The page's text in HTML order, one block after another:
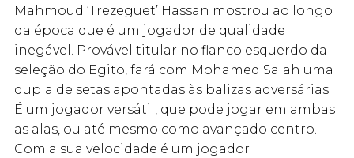
Mahmoud ‘Trezeguet’ Hassan mostrou ao longo
da época que é um jogador de qualidade
inegável. Provável titular no flanco esquerdo da
seleção do Egito, fará com Mohamed Salah uma
dupla de setas apontadas às balizas adversárias.
É um jogador versátil, que pode jogar em ambas
as alas, ou até mesmo como avançado centro.
Com a sua velocidade é um jogador